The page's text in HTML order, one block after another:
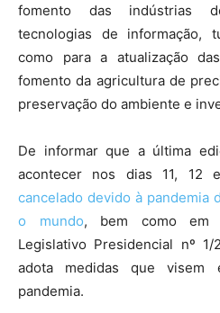
fomento das indústrias
tecnologias de informação,
como para a atualização
fomento da agricultura de
preservação do ambiente e
De informar que a última
acontecer nos dias 11, 12
cancelado devido à pandemia
o mundo, bem como em
Legislativo Presidencial nº
adota medidas que visem
pandemia.